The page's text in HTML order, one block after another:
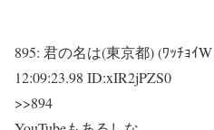
895: 君の名は(東京都) (ﾜｯﾁｮｲ
12:09:23.98 ID:xIR2jPZS0
>>894